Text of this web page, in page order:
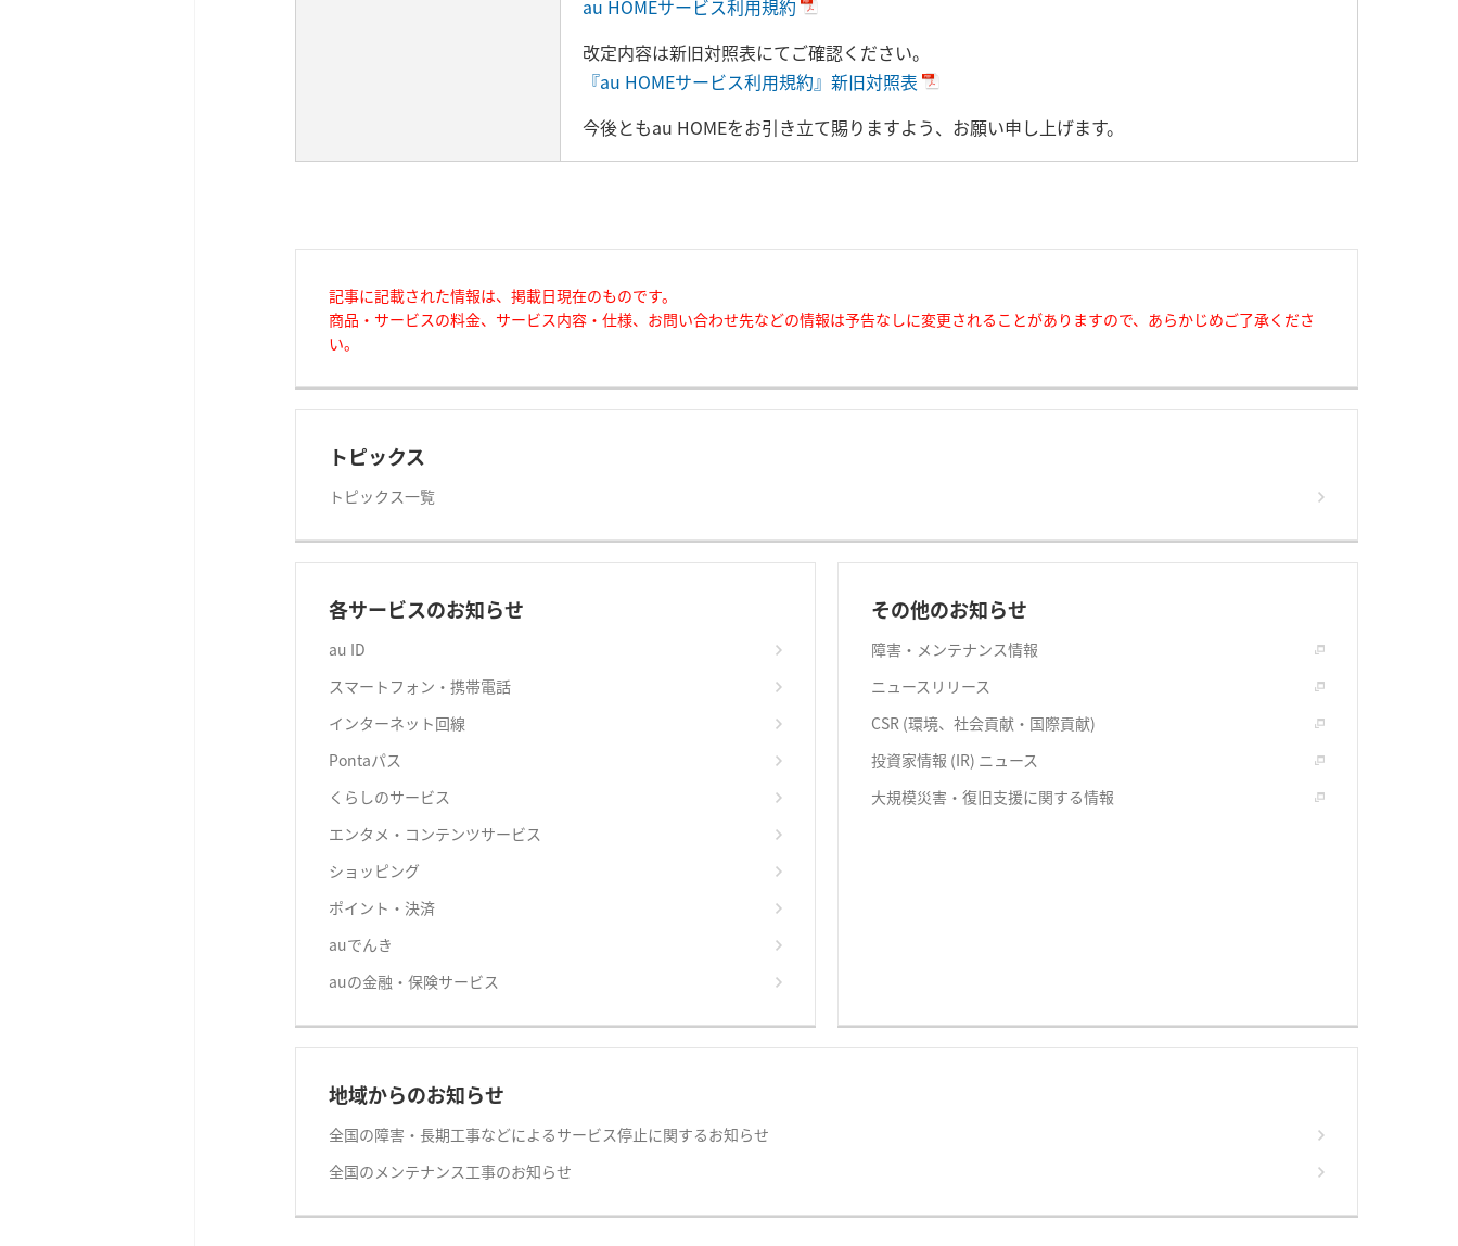
au HOMEサービス利用規約
改定内容は新旧対照表にてご確認ください。
『au HOMEサービス利用規約』新旧対照表
今後ともau HOMEをお引き立て賜りますよう、お願い申し上げます。
記事に記載された情報は、掲載日現在のものです。
商品・サービスの料金、サービス内容・仕様、お問い合わせ先などの情報は予告なしに変更されることがありますので、あらかじめご了承くださ
い。
トピックス
トピックス一覧
各サービスのお知らせ
au ID
スマートフォン・携帯電話
インターネット回線
Pontaパス
くらしのサービス
エンタメ・コンテンツサービス
ショッピング
ポイント・決済
auでんき
auの金融・保険サービス
その他のお知らせ
障害・メンテナンス情報
ニュースリリース
CSR (環境、社会貢献・国際貢献)
投資家情報 (IR) ニュース
大規模災害・復旧支援に関する情報
地域からのお知らせ
全国の障害・長期工事などによるサービス停止に関するお知らせ
全国のメンテナンス工事のお知らせ